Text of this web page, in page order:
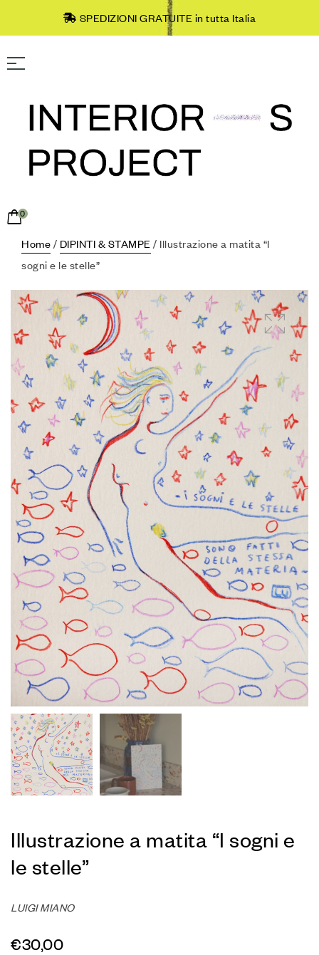
SPEDIZIONI GRATUITE in tutta Italia
0
Home / DIPINTI & STAMPE / Illustrazione a matita “I
sogni e le stelle”
Illustrazione a matita “I sogni e
le stelle”
LUIGI MIANO
€30,00